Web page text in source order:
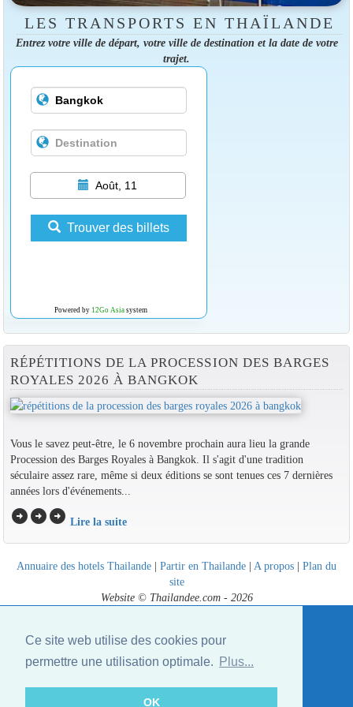
Ce site web utilise des cookies pour
permettre une utilisation optimale.
Plus...
OK
LES TRANSPORTS EN THAÏLANDE
Entrez votre ville de départ, votre ville de destination et la date de votre
trajet.
Août, 11
Trouver des billets
Powered by 12Go Asiasystem
RÉPÉTITIONS DE LA PROCESSION DES BARGES
ROYALES 2026 À BANGKOK
Vous le savez peut-être, le 6 novembre prochain aura lieu la grande
Procession des Barges Royales à Bangkok. Il s'agit d'une tradition
séculaire assez rare, même si deux éditions se sont tenues ces 7 dernières
années lors d'événements...
arrow_circle_rightarrow_circle_rightarrow_circle_right Lire la suite
Annuaire des hotels Thailande | Partir en Thailande | A propos | Plan du
site
Website © Thailandee.com - 2026